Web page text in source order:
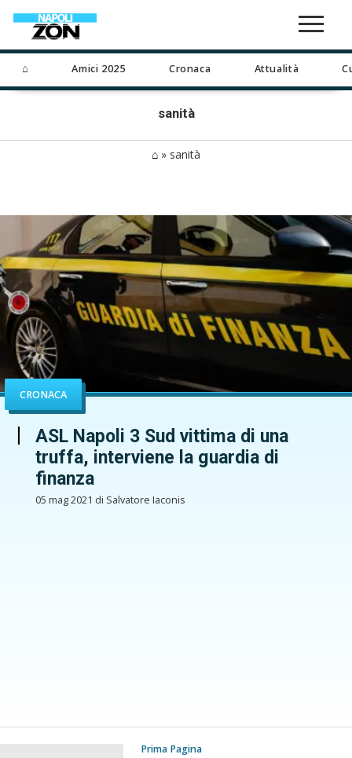
⌂ Amici 2025 Cronaca Attualità
sanità
⌂ » sanità
CRONACA
ASL Napoli 3 Sud vittima di una
truffa, interviene la guardia di
finanza
05 mag 2021 di Salvatore Iaconis
Prima Pagina